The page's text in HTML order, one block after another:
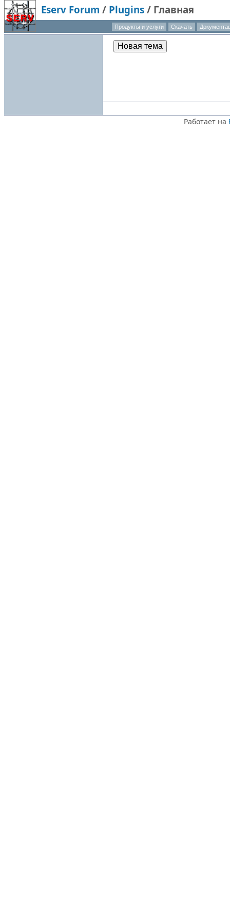
Eserv Forum / Plugins / Главная
Продукты и услуги Скачать
Новая тема
Работает на